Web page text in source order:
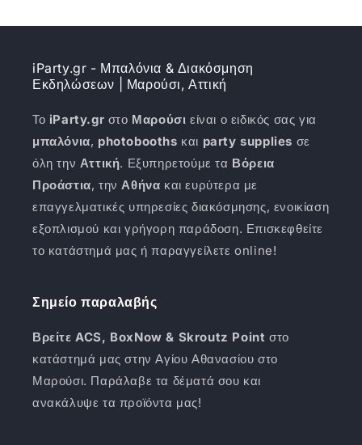
iParty.gr - Μπαλόνια & Διακόσμηση
Εκδηλώσεων | Μαρούσι, Αττική
Το iParty.gr στο Μαρούσι είναι ο ειδικός σας για
μπαλόνια, photobooths και party supplies σε
όλη την Αττική. Εξυπηρετούμε τα Βόρεια
Προάστια, τηνΑθήνα και ευρύτερα με
επαγγελματικές υπηρεσίες διακόσμησης, ενοικίαση
εξοπλισμού και γρήγορη παράδοση. Επισκεφθείτε
το κατάστημά μας ή παραγγείλετε online!
Σημείο παραλαβής
Βρείτε ACS, BoxNow & Skroutz Point στο
κατάστημά μας στην Αγίου Αθανασίου στο
Μαρούσι. Παράλαβε τα δέματά σου και
ανακάλυψε τα προϊόντα μας!